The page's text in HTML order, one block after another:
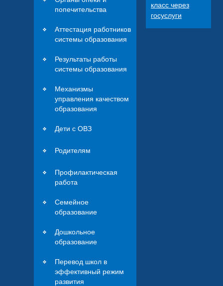
попечительства
Аттестация работников
системы образования
Результаты работы
системы образования
Механизмы
управления качеством
образования
Дети с ОВЗ
Родителям
Профилактическая
работа
Семейное
образование
Дошкольное
образование
Перевод школ в
эффективный режим
развития